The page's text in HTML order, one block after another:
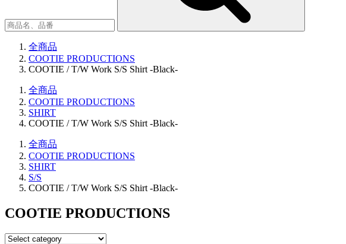
全商品
COOTIE PRODUCTIONS
COOTIE / T/W Work S/S Shirt -Black-
全商品
COOTIE PRODUCTIONS
SHIRT
COOTIE / T/W Work S/S Shirt -Black-
全商品
COOTIE PRODUCTIONS
SHIRT
S/S
COOTIE / T/W Work S/S Shirt -Black-
COOTIE PRODUCTIONS